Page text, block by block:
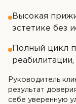
Высокая
эстетике без
Полный цикл
реабилитации,
Руководитель
результат
себе уверенную
Я даю
данных
Я даю
Я даю
данных